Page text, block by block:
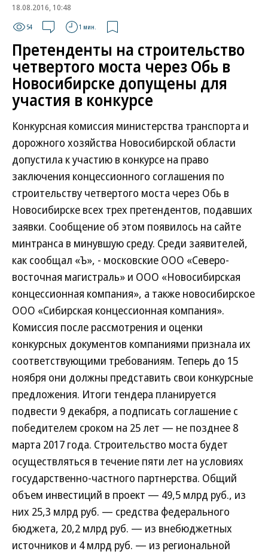
18.08.2016, 10:48
54 1 мин.
Претенденты на строительство
четвертого моста через Обь в
Новосибирске допущены для
участия в конкурсе
Конкурсная комиссия министерства транспорта и
дорожного хозяйства Новосибирской области
допустила к участию в конкурсе на право
заключения концессионного соглашения по
строительству четвертого моста через Обь в
Новосибирске всех трех претендентов, подавших
заявки. Сообщение об этом появилось на сайте
минтранса в минувшую среду. Среди заявителей,
как сообщал «Ъ», - московские ООО «Северо-
восточная магистраль» и ООО «Новосибирская
концессионная компания», а также новосибирское
ООО «Сибирская концессионная компания».
Комиссия после рассмотрения и оценки
конкурсных документов компаниями признала их
соответствующими требованиям. Теперь до 15
ноября они должны представить свои конкурсные
предложения. Итоги тендера планируется
подвести 9 декабря, а подписать соглашение с
победителем сроком на 25 лет — не позднее 8
марта 2017 года. Строительство моста будет
осуществляться в течение пяти лет на условиях
государственно-частного партнерства. Общий
объем инвестиций в проект — 49,5 млрд руб., из
них 25,3 млрд руб. — средства федерального
бюджета, 20,2 млрд руб. — из внебюджетных
источников и 4 млрд руб. — из региональной